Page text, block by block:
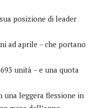
posizione di leader
ad aprile – che portano
unità – e una quota
una leggera flessione in